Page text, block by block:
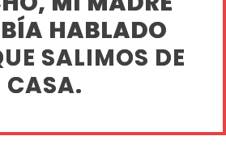
HABLADO
SALIMOS DE
CASA.